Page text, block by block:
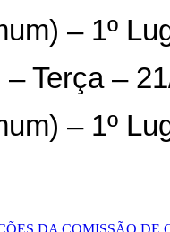
– 1º
Terça –
– 1º